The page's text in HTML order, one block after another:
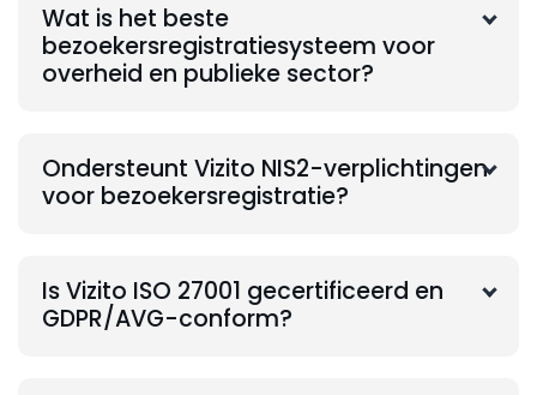
Wat is het beste
bezoekersregistratiesysteem voor
overheid en publieke sector?
Ondersteunt Vizito NIS2-verplichtingen
voor bezoekersregistratie?
Is Vizito ISO 27001 gecertificeerd en
GDPR/AVG-conform?